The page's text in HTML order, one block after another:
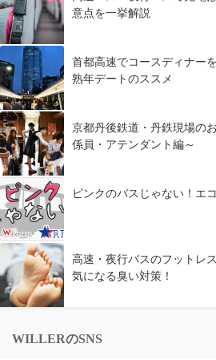
意点を一挙解説
首都高速でコースディナー
熟年デートのススメ
京都丹後鉄道・丹鉄現場の
係員・アテンダント編～
ピンクのバスじゃない！エ
高速・夜行バスのフットレ
気になる臭い対策！
WILLERのSNS